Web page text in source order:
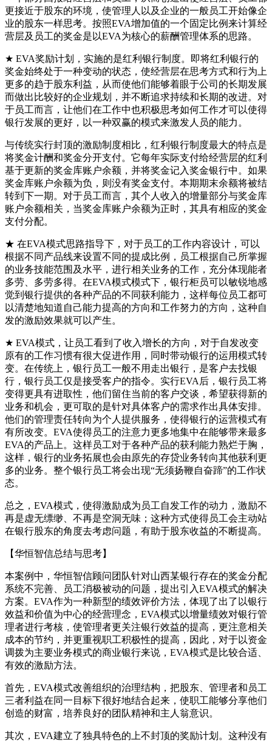
更接近于股东的环境，使管理人以及企业的一般员工开始像企
业的股东一样思考。按照EVA增加值的一个固定比例来计算经
营层及员工的奖金是以EVA为核心的薪酬管理体系的思路。
★ EVA奖励计划，实施的是红利银行制度。即将红利银行的
奖金始终处于一种变动的状态，使经营层在思考方式和行为上
更多的趋于股东利益，从而使他们能够着眼于公司的长期发展
而做出比较好的企业规划，并不断追求持续和长期的改进。对
于员工而言，让他们在工作中也积极思考如何工作才可以使得
银行发展的更好，以一种双赢的模式来激发人员的能力。
与传统实行封顶的激励制度相比，红利银行制度最大的特点是
将奖金计酬和奖金分开支付。它每年实际支付给经营层的红利
基于更新的奖金库账户余额，并将奖金记入奖金银行中。如果
奖金库账户余额为负，则没有奖金支付。本期期末余额将被结
转到下一期。对于员工而言，其个人收入的增量部分与奖金库
账户余额相关，当奖金库账户余额为正时，其具有相应的奖金
支付分配。
★ 在EVA模式思路指导下，对于员工的工作内容设计，可以
根据不同产品线来设置不同的提成比例，员工根据自己所掌握
的业务技能范围及水平，进行相关业务的工作，充分体现能者
多劳、多劳多得。在EVA模式模式下，银行柜员可以敏锐地感
觉到银行提供的各种产品的不同获利能力，这样每位员工都可
以清楚地知道自己能力提高的方向和工作努力的方向，这种自
发的激励效果就可以产生。
★ EVA模式，让员工看到了收入增长的方向，对于自发改变
原有的工作习惯有很大促进作用，同时带动银行的运用模式转
变。在传统上，银行员工一般不用走出银行，是客户去找银
行，银行员工仅是接受客户的指令。实行EVA后，银行员工将
变得更具有进取性，他们留住当前的客户交谈，希望获得新的
业务和机会，更可取的是针对具体客户的需求作出具体安排。
他们的管理责任转向为个人提供服务，使得银行的运营模式有
有所改变。EVA使得员工的注意力更多地集中在能够带来最多
EVA的产品上。这样员工对于各种产品的获利能力熟烂于胸，
这样，银行的业务拓展也会由原先的存贷业务转向其他获利更
多的业务。整个银行员工将会出现“无须扬鞭自奋蹄”的工作状
态。
总之，EVA模式，使得激励成为员工自发工作的动力，激励不
再是虚无缥缈、不再是空洞无味；这种方式使得员工会主动站
在银行股东的角度去考虑问题，有助于股东收益的不断提高。
【华恒智信总结与思考】
本案例中，华恒智信顾问团队针对山西某银行存在的奖金分配
系统不完善、员工消极被动的问题，提出引入EVA模式的解决
方案。EVA作为一种新型的绩效评价方法，体现了出了以银行
效益和价值为中心的经营理念，EVA模式以增量绩效对银行管
理者进行考核，使管理者更关注银行效益的提高，更注意相关
成本的节约，并更重视职工积极性的提高，因此，对于以资金
调拨为主要业务模式的商业银行来说，EVA模式是比较合适、
有效的激励方法。
首先，EVA模式改善组织的治理结构，把股东、管理者和员工
三者利益在同一目标下很好地结合起来，使职工能够分享他们
创造的财富，培养良好的团队精神和主人翁意识。
其次，EVA建立了独具特色的上不封顶的奖励计划。这种没有